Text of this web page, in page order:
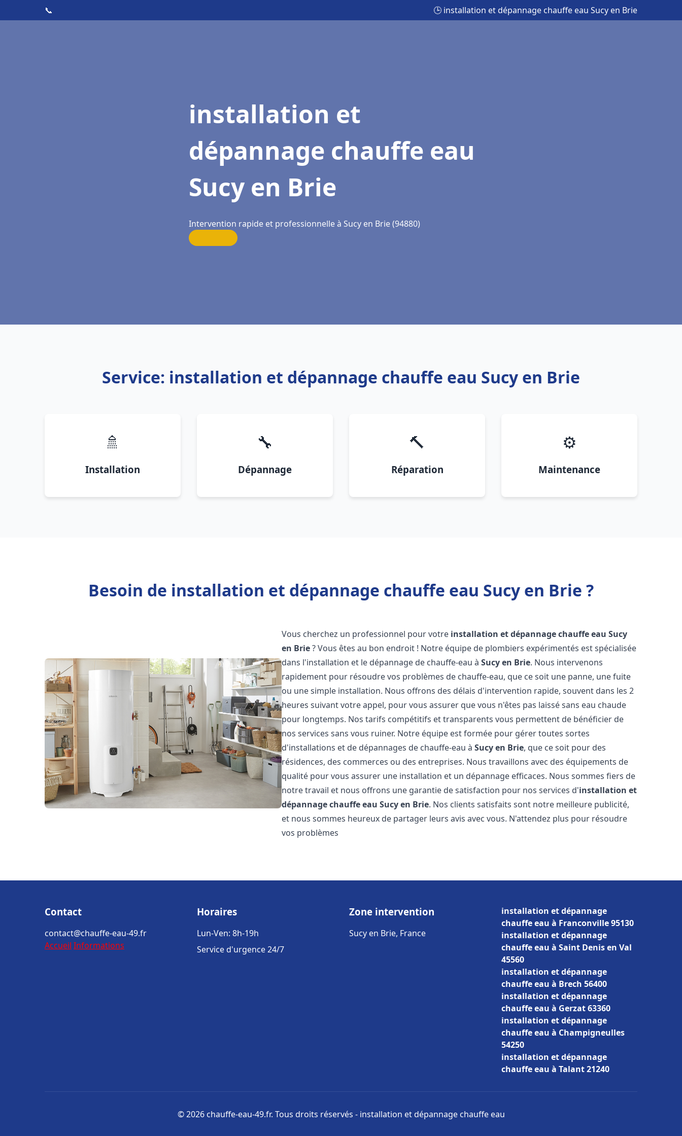
📞 🕒 installation et dépannage chauffe eau Sucy en Brie
installation et
dépannage chauffe eau
Sucy en Brie
Intervention rapide et professionnelle à Sucy en Brie (94880)
Service: installation et dépannage chauffe eau Sucy en Brie
🚿
Installation
🔧
Dépannage
🔨
Réparation
⚙️
Maintenance
Besoin de installation et dépannage chauffe eau Sucy en Brie ?
Vous cherchez un professionnel pour votre installation et dépannage chauffe eau Sucy
en Brie? Vous êtes au bon endroit ! Notre équipe de plombiers expérimentés est spécialisée
dans l'installation et le dépannage de chauffe-eau àSucy en Brie. Nous intervenons
rapidement pour résoudre vos problèmes de chauffe-eau, que ce soit une panne, une fuite
ou une simple installation. Nous offrons des délais d'intervention rapide, souvent dans les 2
heures suivant votre appel, pour vous assurer que vous n'êtes pas laissé sans eau chaude
pour longtemps. Nos tarifs compétitifs et transparents vous permettent de bénéficier de
nos services sans vous ruiner. Notre équipe est formée pour gérer toutes sortes
d'installations et de dépannages de chauffe-eau àSucy en Brie, que ce soit pour des
résidences, des commerces ou des entreprises. Nous travaillons avec des équipements de
qualité pour vous assurer une installation et un dépannage efficaces. Nous sommes fiers de
notre travail et nous offrons une garantie de satisfaction pour nos services d'installation et
dépannage chauffe eau Sucy en Brie. Nos clients satisfaits sont notre meilleure publicité,
et nous sommes heureux de partager leurs avis avec vous. N'attendez plus pour résoudre
vos problèmes
Contact
contact@chauffe-eau-49.fr
Accueil Informations
Horaires
Lun-Ven: 8h-19h
Service d'urgence 24/7
Zone intervention
Sucy en Brie, France
installation et dépannage
chauffe eau à Franconville 95130
installation et dépannage
chauffe eau à Saint Denis en Val
45560
installation et dépannage
chauffe eau à Brech 56400
installation et dépannage
chauffe eau à Gerzat 63360
installation et dépannage
chauffe eau à Champigneulles
54250
installation et dépannage
chauffe eau à Talant 21240
© 2026 chauffe-eau-49.fr. Tous droits réservés - installation et dépannage chauffe eau